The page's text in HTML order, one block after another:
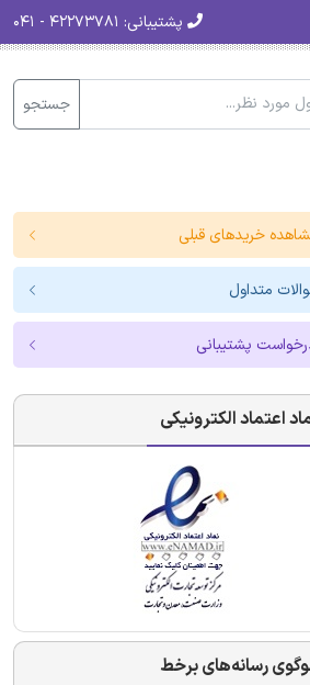
پشتیبانی:
جستجو
خریدهای قبلی
متداول
پشتیبانی
اعتماد الکترونیکی
رسانه‌های برخط